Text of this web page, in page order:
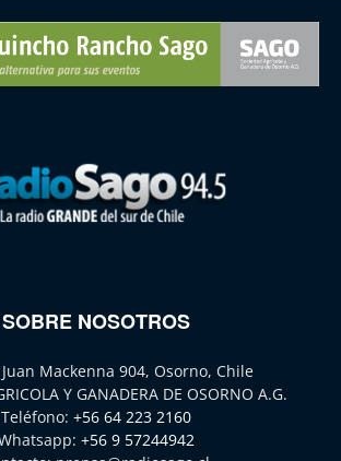
SOBRE NOSOTROS
Mackenna 904, Osorno, Chile
Y GANADERA DE OSORNO A.G.
Teléfono: +56 64 223 2160
+56 9 57244942